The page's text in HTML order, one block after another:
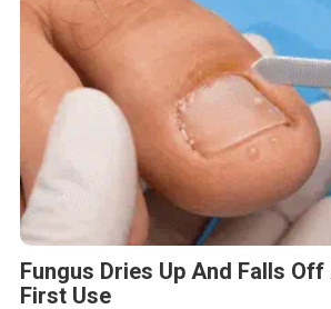
Fungus Is A Parasite, And It
Drop Of Plain...